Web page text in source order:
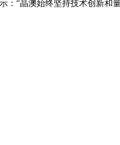
“晶澳始终坚持技术创新和